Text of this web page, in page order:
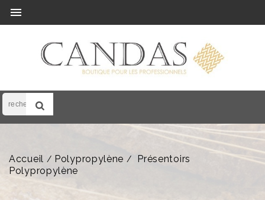

Accueil Polypropylène
Présentoirs
Polypropylène